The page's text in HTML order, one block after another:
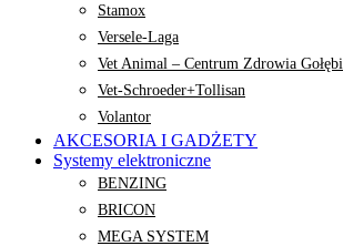
Stamox
Versele-Laga
Vet Animal – Centrum Zdrowia Gołębi
Vet-Schroeder+Tollisan
Volantor
AKCESORIA I GADŻETY
Systemy elektroniczne
BENZING
BRICON
MEGA SYSTEM